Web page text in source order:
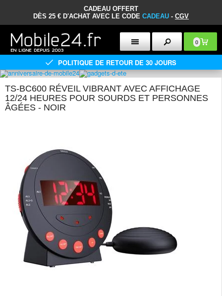
CADEAU OFFERT
DÈS 25 € D'ACHAT AVEC LE CODE CADEAU - CGV
0
POLITIQUE DE RETOUR DE 30 JOURS
TS-BC600 RÉVEIL VIBRANT AVEC AFFICHAGE
12/24 HEURES POUR SOURDS ET PERSONNES
ÂGÉES - NOIR